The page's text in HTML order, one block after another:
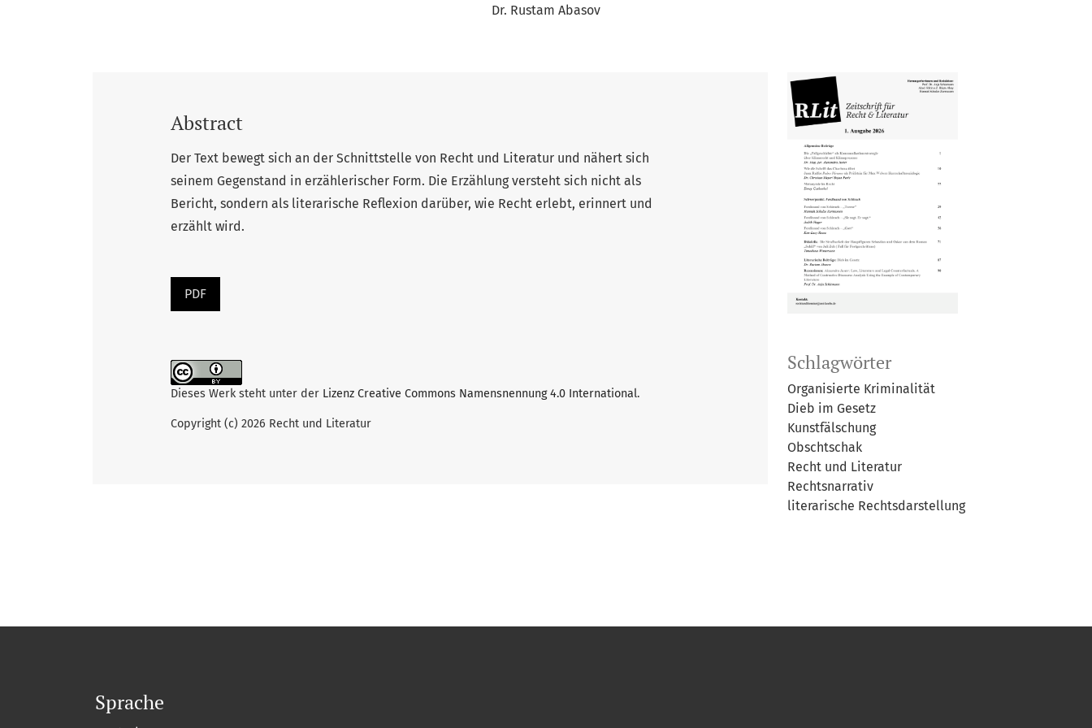
Dr. Rustam Abasov
Schlagwörter
Organisierte Kriminalität
Dieb im Gesetz
Kunstfälschung
Obschtschak
Recht und Literatur
Rechtsnarrativ
literarische Rechtsdarstellung
Abstract
Der Text bewegt sich an der Schnittstelle von Recht und Literatur und nähert sich
seinem Gegenstand in erzählerischer Form. Die Erzählung versteht sich nicht als
Bericht, sondern als literarische Reflexion darüber, wie Recht erlebt, erinnert und
erzählt wird.
PDF
Dieses Werk steht unter der Lizenz Creative Commons Namensnennung 4.0 International.
Copyright (c) 2026 Recht und Literatur
Sprache